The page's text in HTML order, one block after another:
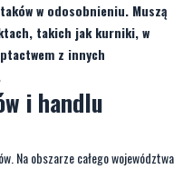
w odosobnieniu. Muszą
takich jak kurniki, w
z innych
i handlu
Na obszarze całego województwa